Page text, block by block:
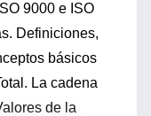
9000 e ISO
Definiciones,
básicos
La cadena
de la